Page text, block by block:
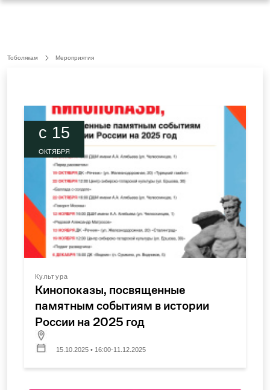
Тоболякам Мероприятия
c 15
ОКТЯБРЯ
Культура
Кинопоказы, посвященные
памятным событиям в истории
России на 2025 год
15.10.2025 • 16:00-11.12.2025